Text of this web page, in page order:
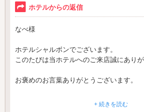
ホテルからの返信
なべ様
ホテルシャルボンでございます。
このたびは当ホテルへのご来店誠にありが
お褒めのお言葉ありがとうございます。
お連れ様が虫のさされたとのこと、誠に
+ 続きを読む